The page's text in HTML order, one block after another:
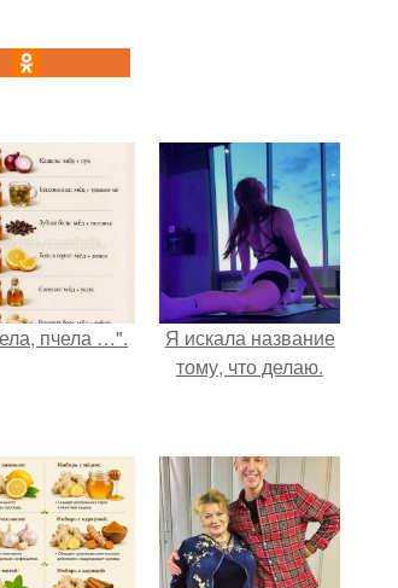
пчела …".
Я искала название
тому, что делаю.